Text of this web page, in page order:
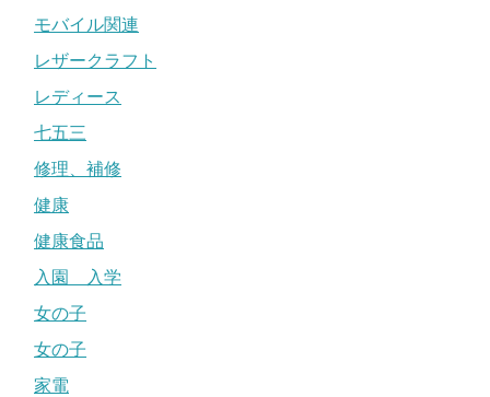
モバイル関連
レザークラフト
レディース
七五三
修理、補修
健康
健康食品
入園 入学
女の子
女の子
家電